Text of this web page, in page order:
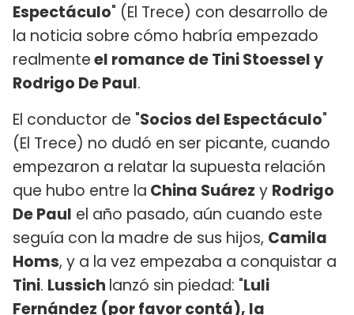
Espectáculo" (El Trece) con desarrollo de
la noticia sobre cómo habría empezado
realmenteel romance de Tini Stoessel y
Rodrigo De Paul.
El conductor de "Socios del Espectáculo"
(El Trece) no dudó en ser picante, cuando
empezaron a relatar la supuesta relación
que hubo entre la China Suárez y Rodrigo
De Paul el año pasado, aún cuando este
seguía con la madre de sus hijos, Camila
Homs, y a la vez empezaba a conquistar a
Tini. Lussich lanzó sin piedad: "Luli
Fernández (por favor contá), la